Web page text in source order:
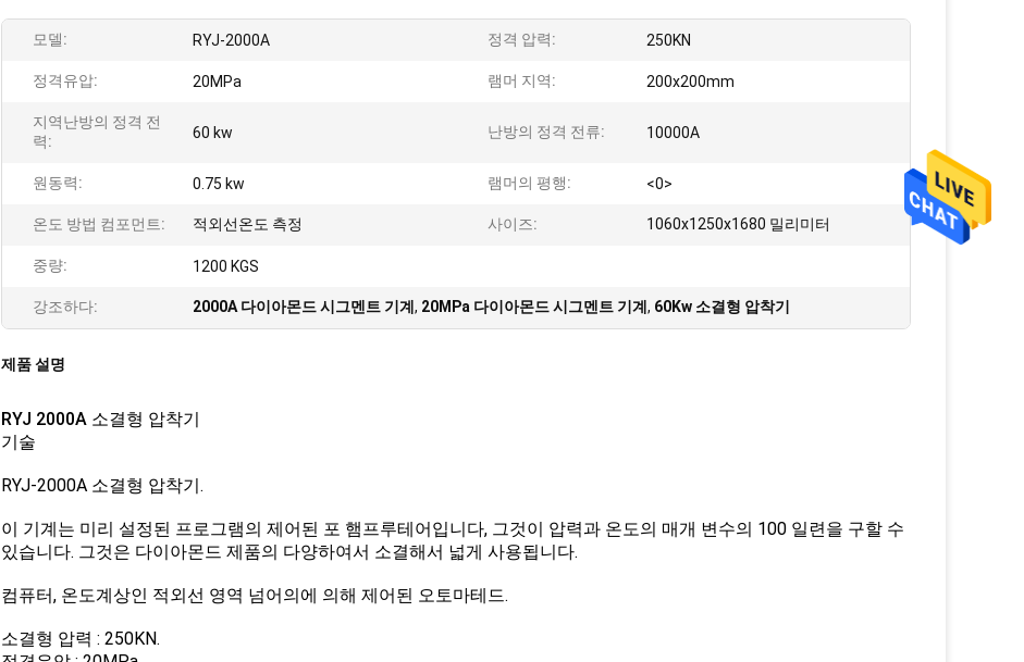
모델: RYJ-2000A 정격 압력: 250KN
정격유압: 20MPa 램머 지역: 200x200mm
지역난방의 정격 전
력:
60 kw 난방의 정격 전류: 10000A
원동력: 0.75 kw 램머의 평행: <0>
온도 방법 컴포먼트: 적외선온도 측정 사이즈: 1060x1250x1680 밀리미터
중량: 1200 KGS
강조하다: 2000A 다이아몬드 시그멘트 기계 , 20MPa 다이아몬드 시그멘트 기계 , 60Kw 소결형 압착기
제품 설명
RYJ 2000A 소결형 압착기
기술
RYJ-2000A 소결형 압착기.
이 기계는 미리 설정된 프로그램의 제어된 포 햄프루테어입니다, 그것이 압력과 온도의 매개 변수의 100 일련을 구할 수
있습니다. 그것은 다이아몬드 제품의 다양하여서 소결해서 넓게 사용됩니다.
컴퓨터, 온도계상인 적외선 영역 넘어의에 의해 제어된 오토마테드.
소결형 압력 : 250KN.